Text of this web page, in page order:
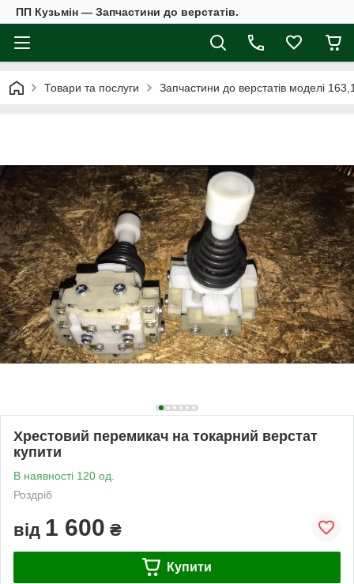
ПП Кузьмін — Запчастини до верстатів.
Товари та послуги Запчастини до верстатів моделі
Хрестовий перемикач на токарний верстат
купити
В наявності 120 од.
Роздріб
від 1 600 ₴
Купити